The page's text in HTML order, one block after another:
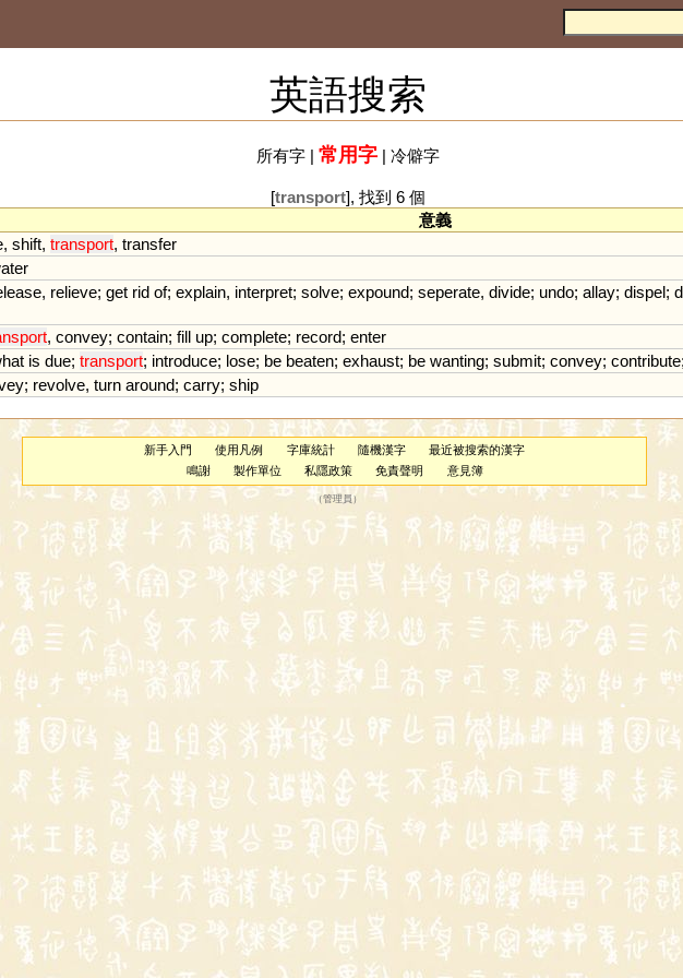
英語搜索
所有字| 常用字| 冷僻字
[transport], 找到 6 個
意義
, shift, transport, transfer
, relieve; get rid of; explain, interpret; solve; expound; seperate, divide; undo; allay; dispel;
, convey; contain; fill up; complete; record; enter
is due; transport; introduce; lose; be beaten; exhaust; be wanting; submit; convey; contribute;
; revolve, turn around; carry; ship
新手入門 使用凡例 字庫統計 隨機漢字
最近被搜索的漢字
鳴謝
製作單位 私隱政策 免責聲明 意見簿
（管理員）